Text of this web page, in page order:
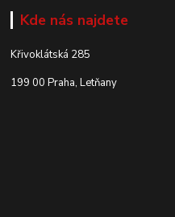
Kde nás najdete
Křivoklátská 285
199 00 Praha, Letňany